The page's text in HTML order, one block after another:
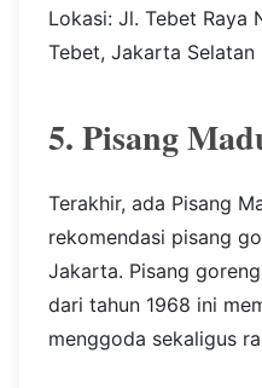
Lokasi: Jl. Tebet Raya
Tebet, Jakarta Selatan
5. Pisang
Terakhir, ada Pisang
rekomendasi pisang
Jakarta. Pisang
dari tahun 1968 ini
menggoda sekaligus